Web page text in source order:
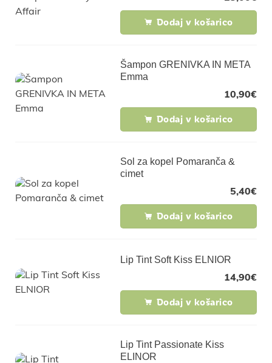
Dodaj v košarico
Šampon GRENIVKA IN META
Emma
10,90€
Dodaj v košarico
Sol za kopel Pomaranča &
cimet
5,40€
Dodaj v košarico
Lip Tint Soft Kiss ELNIOR
14,90€
Dodaj v košarico
Lip Tint Passionate Kiss
ELINOR